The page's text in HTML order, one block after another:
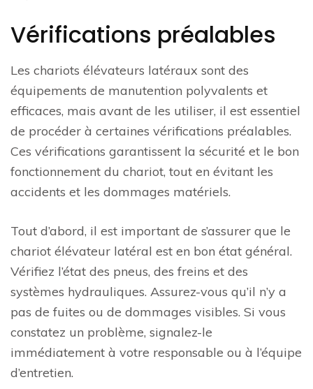
Vérifications préalables
Les chariots élévateurs latéraux sont des
équipements de manutention polyvalents et
efficaces, mais avant de les utiliser, il est essentiel
de procéder à certaines vérifications préalables.
Ces vérifications garantissent la sécurité et le bon
fonctionnement du chariot, tout en évitant les
accidents et les dommages matériels.
Tout d’abord, il est important de s’assurer que le
chariot élévateur latéral est en bon état général.
Vérifiez l’état des pneus, des freins et des
systèmes hydrauliques. Assurez-vous qu’il n’y a
pas de fuites ou de dommages visibles. Si vous
constatez un problème, signalez-le
immédiatement à votre responsable ou à l’équipe
d’entretien.